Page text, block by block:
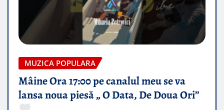
MUZICA POPULARA
Mâine Ora 17:00 pe canalul meu se va
lansa noua piesă „ O Data, De Doua Ori”